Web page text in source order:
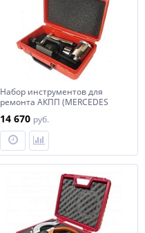
Набор инструментов для
ремонта АКПП (MERCEDES
14 670 руб.